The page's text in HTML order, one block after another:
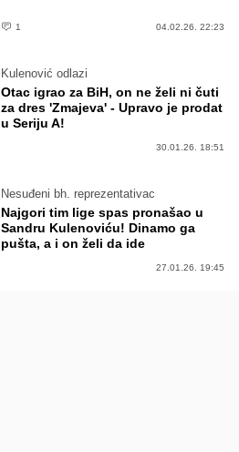
1 04.02.26. 22:23
Kulenović odlazi
Otac igrao za BiH, on ne želi ni čuti
za dres 'Zmajeva' - Upravo je prodat
u Seriju A!
30.01.26. 18:51
Nesuđeni bh. reprezentativac
Najgori tim lige spas pronašao u
Sandru Kulenoviću! Dinamo ga
pušta, a i on želi da ide
27.01.26. 19:45